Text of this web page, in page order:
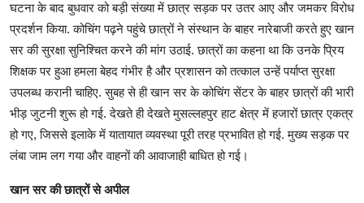
घटना के बाद बुधवार को बड़ी संख्या में छात्र सड़क पर उतर आए और जमकर विरोध
प्रदर्शन किया. कोचिंग पढ़ने पहुंचे छात्रों ने संस्थान के बाहर नारेबाजी करते हुए खान
सर की सुरक्षा सुनिश्चित करने की मांग उठाई. छात्रों का कहना था कि उनके प्रिय
शिक्षक पर हुआ हमला बेहद गंभीर है और प्रशासन को तत्काल उन्हें पर्याप्त सुरक्षा
उपलब्ध करानी चाहिए. सुबह से ही खान सर के कोचिंग सेंटर के बाहर छात्रों की भारी
भीड़ जुटनी शुरू हो गई. देखते ही देखते मुसल्लहपुर हाट क्षेत्र में हजारों छात्र एकत्र
हो गए, जिससे इलाके में यातायात व्यवस्था पूरी तरह प्रभावित हो गई. मुख्य सड़क पर
लंबा जाम लग गया और वाहनों की आवाजाही बाधित हो गई।
खान सर की छात्रों से अपील